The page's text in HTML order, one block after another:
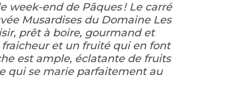
week-end de Pâques ! Le carré
Musardises du Domaine Les
prêt à boire, gourmand et
et un fruité qui en font
est ample, éclatante de fruits
qui se marie parfaitement au